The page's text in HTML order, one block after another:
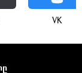
VK